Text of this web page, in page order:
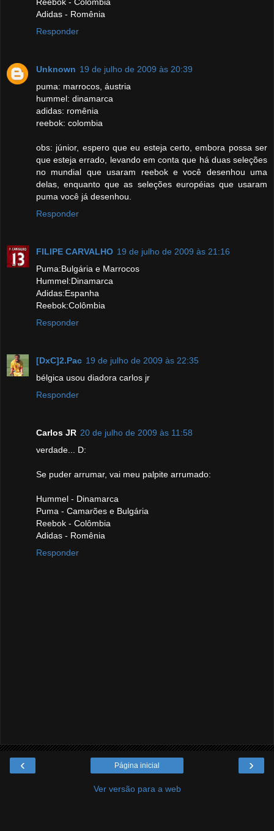
Adidas - Romênia
Responder
Unknown 19 de julho de 2009 às 20:39
puma: marrocos, áustria
hummel: dinamarca
adidas: romênia
reebok: colombia
obs: júnior, espero que eu esteja certo, embora possa ser
que esteja errado, levando em conta que há duas seleções
no mundial que usaram reebok e você desenhou uma
delas, enquanto que as seleções européias que usaram
puma você já desenhou.
Responder
FILIPE CARVALHO 19 de julho de 2009 às 21:16
Puma:Bulgária e Marrocos
Hummel:Dinamarca
Adidas:Espanha
Reebok:Colômbia
Responder
[DxC]2.Pac 19 de julho de 2009 às 22:35
bélgica usou diadora carlos jr
Responder
Carlos JR 20 de julho de 2009 às 11:58
verdade... D:
Se puder arrumar, vai meu palpite arrumado:
Hummel - Dinamarca
Puma - Camarões e Bulgária
Reebok - Colômbia
Adidas - Romênia
Responder
‹ ›
Página inicial
Ver versão para a web